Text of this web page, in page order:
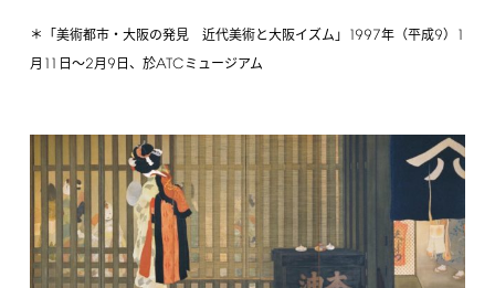
＊「美術都市・大阪の発見 近代美術と大阪イズム」 1997年（平成9） 1
月 11 日～2月 9 日、於ATC ミュージアム